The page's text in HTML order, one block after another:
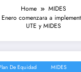
Home
MIDES
comenzara a
UTE y MIDES
De Equidad MIDES